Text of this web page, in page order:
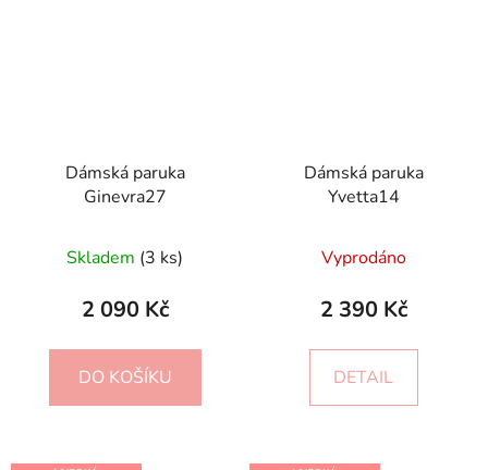
Dámská paruka
Ginevra27
Skladem (3 ks)
2 090 Kč
DO KOŠÍKU
Dámská paruka
Yvetta14
Vyprodáno
2 390 Kč
DETAIL